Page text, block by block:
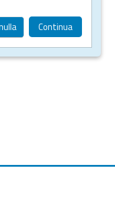
Continua